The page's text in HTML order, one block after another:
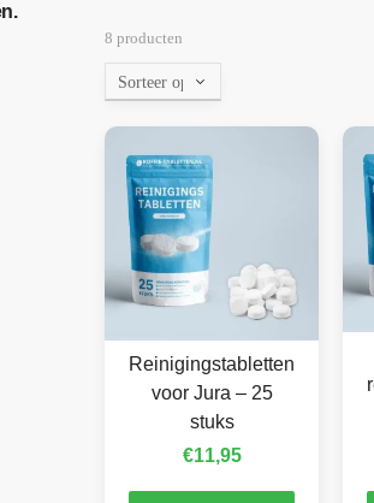
8 producten
Reinigingstabletten
voor Jura – 25
stuks
€11,95